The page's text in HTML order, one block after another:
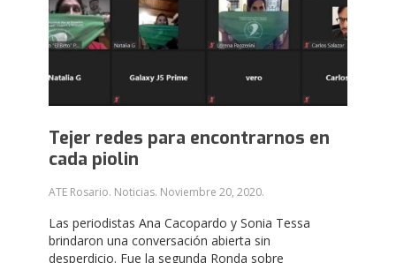
Tejer redes para encontrarnos en
cada piolin
ATE Rosario. Noticias. Noviembre 20, 2020.
Las periodistas Ana Cacopardo y Sonia Tessa
brindaron una conversación abierta sin
desperdicio. Fue la segunda Ronda sobre